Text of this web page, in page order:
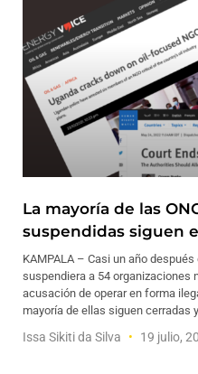
La mayoría de las
suspendidas siguen
KAMPALA – Casi un año
suspendiera a 54 organizaciones
acusación de operar en forma
mayoría de ellas siguen cerradas
Issa Sikiti da Silva 19 julio,